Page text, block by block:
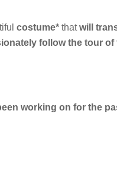
costume* thatwill
follow the tour of
working on for the